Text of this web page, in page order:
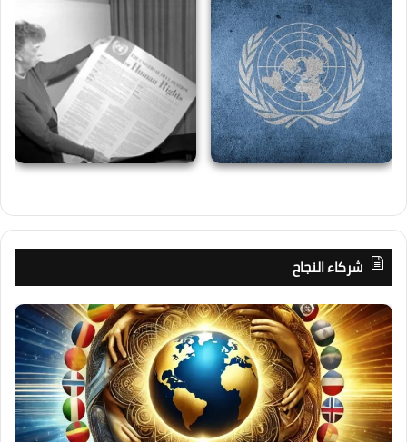
شركاء النجاح